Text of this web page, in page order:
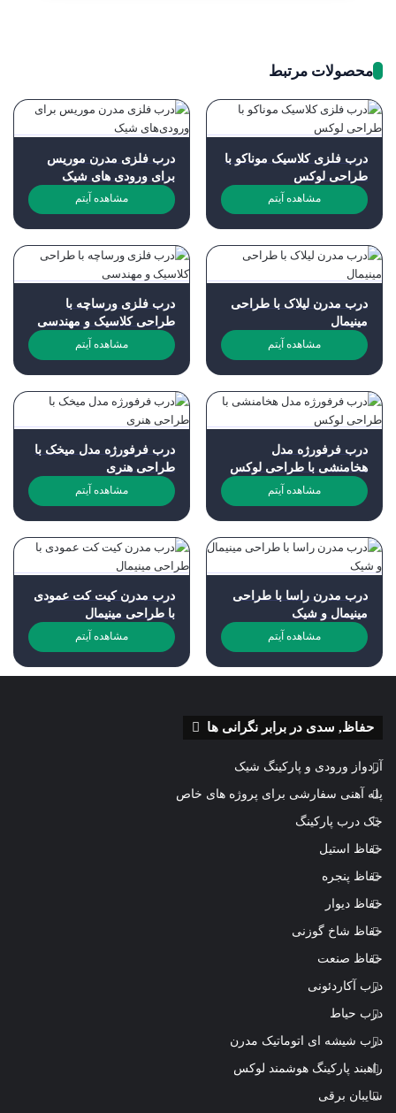
محصولات مرتبط
درب فلزی کلاسیک موناکو با
طراحی لوکس
مشاهده آیتم
درب فلزی مدرن موریس
برای ورودی های شیک
مشاهده آیتم
درب مدرن لیلاک با طراحی
مینیمال
مشاهده آیتم
درب فلزی ورساچه با
طراحی کلاسیک و مهندسی
مشاهده آیتم
درب فرفورژه مدل
هخامنشی با طراحی لوکس
مشاهده آیتم
درب فرفورژه مدل میخک با
طراحی هنری
مشاهده آیتم
درب مدرن راسا با طراحی
مینیمال و شیک
مشاهده آیتم
درب مدرن کیت کت عمودی
با طراحی مینیمال
مشاهده آیتم
حفاظ, سدی در برابر نگرانی ها
آردواز ورودی و پارکینگ شیک
پله آهنی سفارشی برای پروژه های خاص
جک درب پارکینگ
حفاظ استیل
حفاظ پنجره
حفاظ دیوار
حفاظ شاخ گوزنی
حفاظ صنعت
درب آکاردئونی
درب حیاط
درب شیشه ای اتوماتیک مدرن
راهبند پارکینگ هوشمند لوکس
سایبان برقی